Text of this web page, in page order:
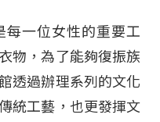
每一位女性的重要工
物，為了能夠復振族
透過辦理系列的文化
統工藝，也更發揮文